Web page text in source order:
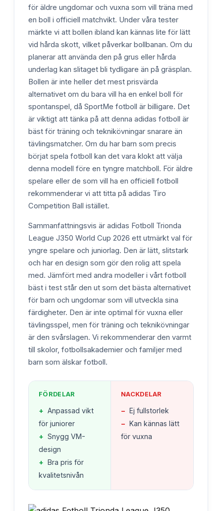
för äldre ungdomar och vuxna som vill träna med
en boll i officiell matchvikt. Under våra tester
märkte vi att bollen ibland kan kännas lite för lätt
vid hårda skott, vilket påverkar bollbanan. Om du
planerar att använda den på grus eller hårda
underlag kan slitaget bli tydligare än på gräsplan.
Bollen är inte heller det mest prisvärda
alternativet om du bara vill ha en enkel boll för
spontanspel, då SportMe fotboll är billigare. Det
är viktigt att tänka på att denna adidas fotboll är
bäst för träning och teknikövningar snarare än
tävlingsmatcher. Om du har barn som precis
börjat spela fotboll kan det vara klokt att välja
denna modell före en tyngre matchboll. För äldre
spelare eller de som vill ha en officiell fotboll
rekommenderar vi att titta på adidas Tiro
Competition Ball istället.
Sammanfattningsvis är adidas Fotboll Trionda
League J350 World Cup 2026 ett utmärkt val för
yngre spelare och juniorlag. Den är lätt, slitstark
och har en design som gör den rolig att spela
med. Jämfört med andra modeller i vårt fotboll
bäst i test står den ut som det bästa alternativet
för barn och ungdomar som vill utveckla sina
färdigheter. Den är inte optimal för vuxna eller
tävlingsspel, men för träning och teknikövningar
är den svårslagen. Vi rekommenderar den varmt
till skolor, fotbollsakademier och familjer med
barn som älskar fotboll.
FÖRDELAR
+ Anpassad vikt
för juniorer
+ Snygg VM-
design
+ Bra pris för
kvalitetsnivån
NACKDELAR
− Ej fullstorlek
− Kan kännas lätt
för vuxna